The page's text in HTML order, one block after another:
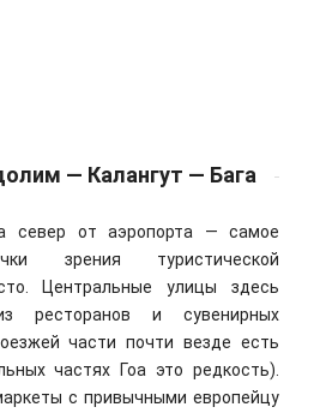
— Калангут — Бага
север от аэропорта — самое
зрения туристической
Центральные улицы здесь
ресторанов и сувенирных
части почти везде есть
частях Гоа это редкость).
с привычными европейцу